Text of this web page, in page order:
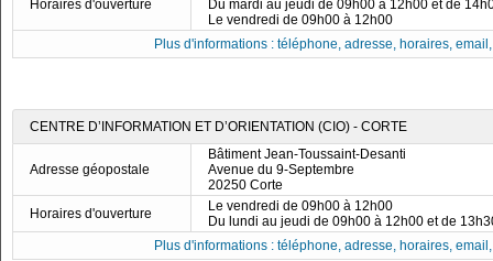
Horaires d'ouverture
Du mardi au jeudi de 09h00 à 12h00 et de
Le vendredi de 09h00 à 12h00
Plus d'informations : téléphone, adresse, horaires,
CENTRE D’INFORMATION ET D’ORIENTATION (CIO) - CORTE
Adresse géopostale
Bâtiment Jean-Toussaint-Desanti
Avenue du 9-Septembre
20250 Corte
Horaires d'ouverture
Le vendredi de 09h00 à 12h00
Du lundi au jeudi de 09h00 à 12h00 et de
Plus d'informations : téléphone, adresse, horaires,